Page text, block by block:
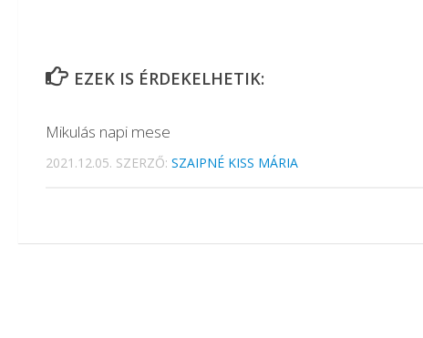
EZEK IS ÉRDEKELHETIK:
Mikulás napi mese
2021.12.05. SZERZŐ: SZAIPNÉ KISS MÁRIA